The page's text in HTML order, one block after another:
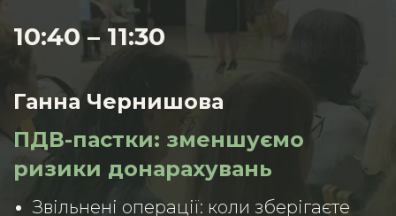
10:40 – 11:30
Ганна Чернишова
ПДВ-пастки: зменшуємо
ризики донарахувань
Звільнені операції: коли зберігаєте